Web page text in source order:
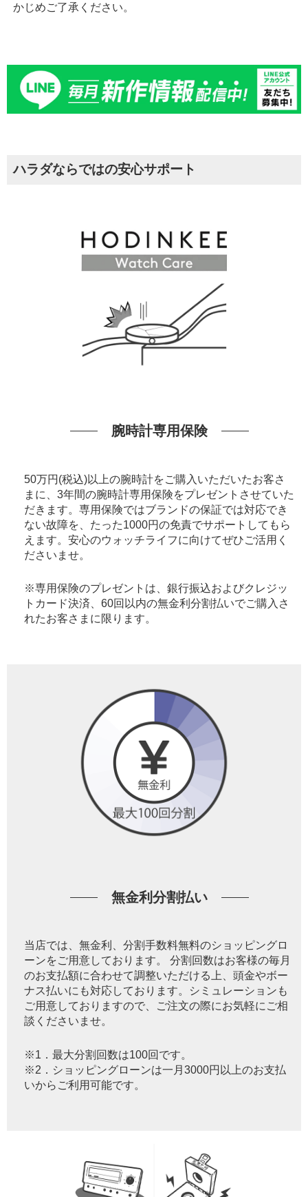
かじめご了承ください。
ハラダならではの安心サポート
腕時計専用保険
50万円(税込)以上の腕時計をご購入いただいたお客さ
まに、3年間の腕時計専用保険をプレゼントさせていた
だきます。専用保険ではブランドの保証では対応でき
ない故障を、たった1000円の免責でサポートしてもら
えます。安心のウォッチライフに向けてぜひご活用く
ださいませ。
※専用保険のプレゼントは、銀行振込およびクレジッ
トカード決済、60回以内の無金利分割払いでご購入さ
れたお客さまに限ります。
無金利分割払い
当店では、無金利、分割手数料無料のショッピングロ
ーンをご用意しております。 分割回数はお客様の毎月
のお支払額に合わせて調整いただける上、頭金やボー
ナス払いにも対応しております。シミュレーションも
ご用意しておりますので、ご注文の際にお気軽にご相
談くださいませ。
※1．最大分割回数は100回です。
※2．ショッピングローンは一月3000円以上のお支払
いからご利用可能です。